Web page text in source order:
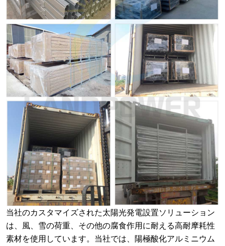
当社のカスタマイズされた太陽光発電設置ソリューション
は、風、雪の荷重、その他の腐食作用に耐える高耐摩耗性
素材を使用しています。当社では、陽極酸化アルミニウム